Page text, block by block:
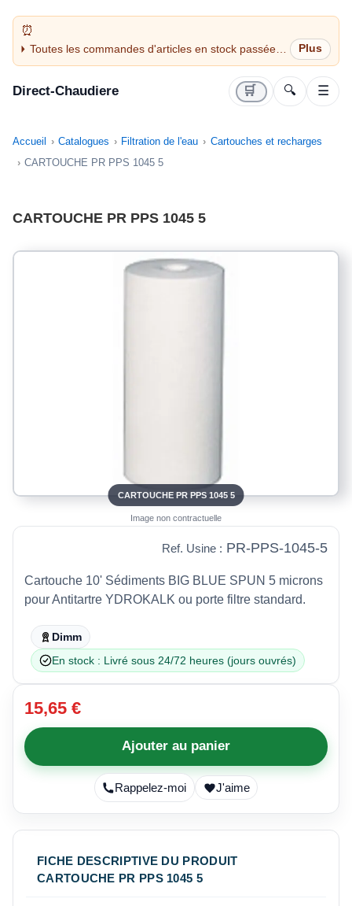
Toutes les commandes d'articles en stock passées
avant 14H sont expédiées le jour même (jours
Direct-Chaudiere 🛒 🔍 ☰
Accueil Catalogues Filtration de l'eau
Cartouches et recharges
CARTOUCHE PR PPS 1045 5
CARTOUCHE PR PPS 1045 5
CARTOUCHE PR PPS 1045 5
Image non contractuelle
Ref. Usine : PR-PPS-1045-5
Cartouche 10' Sédiments BIG BLUE SPUN 5 microns
pour Antitartre YDROKALK ou porte filtre standard.
Dimm
En stock : Livré sous 24/72 heures (jours ouvrés)
15,65 €
Ajouter au panier
Rappelez-moi J'aime
FICHE DESCRIPTIVE DU PRODUIT
CARTOUCHE PR PPS 1045 5